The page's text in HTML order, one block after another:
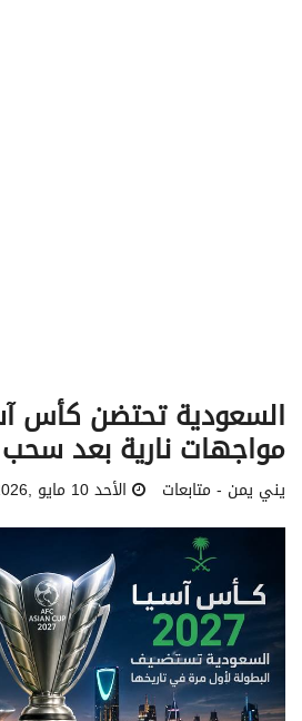
مواجهات نارية بعد سحب
يني يمن - متابعات الأحد 10 مايو ,2026 01:12 صباحاً